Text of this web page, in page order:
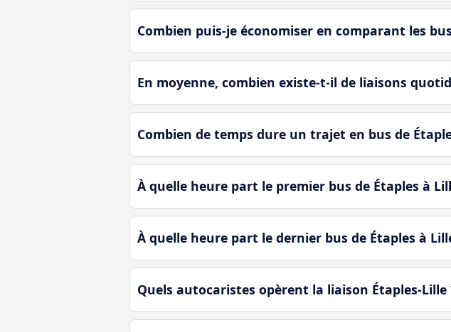
Combien puis-je économiser en comparant les
En moyenne, combien existe-t-il de liaisons
Combien de temps dure un trajet en bus de
À quelle heure part le premier bus de Étaples à
À quelle heure part le dernier bus de Étaples à
Quels autocaristes opèrent la liaison Étaples-Lille